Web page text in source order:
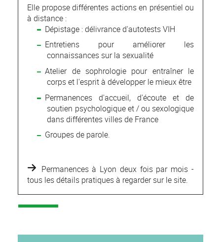
Elle propose différentes actions en présentiel ou
à distance :
Dépistage : délivrance d'autotests VIH
Entretiens pour améliorer les
connaissances sur la sexualité
Atelier de sophrologie pour entraîner le
corps et l'esprit à développer le mieux être
Permanences d'accueil, d'écoute et de
soutien psychologique et / ou sexologique
dans différentes villes de France
Groupes de parole.
Permanences à Lyon deux fois par mois -
tous les détails pratiques à regarder sur le site.